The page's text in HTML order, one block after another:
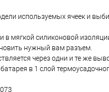
используемых ячеек и
в мягкой силиконовой
нужный вам разъем.
через одни и те же
в 1 слой